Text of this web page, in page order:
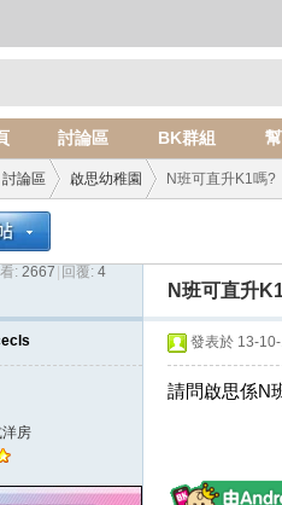
討論區 BK群組
討論區
›
啟思幼稚園 N班可直升K1嗎?
: 2667 回覆: 4
N班可直升
房
發表於 13-
請問啟思係N